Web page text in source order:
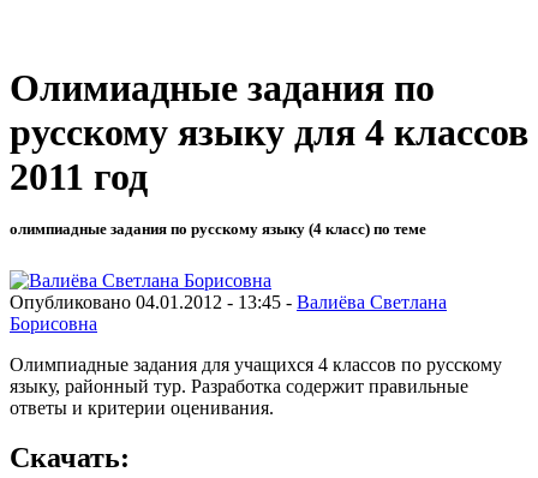
Олимиадные задания по
русскому языку для 4 классов
2011 год
олимпиадные задания по русскому языку (4 класс) по теме
Опубликовано 04.01.2012 - 13:45 - Валиёва Светлана
Борисовна
Олимпиадные задания для учащихся 4 классов по русскому
языку, районный тур. Разработка содержит правильные
ответы и критерии оценивания.
Скачать: